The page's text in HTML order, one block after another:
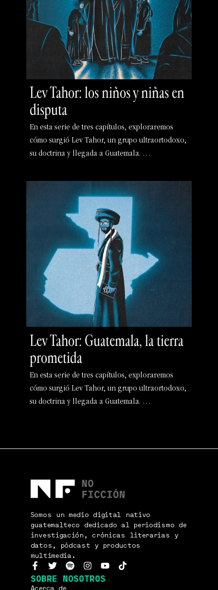
Lev Tahor: los niños y niñas en
disputa
En esta serie de tres capítulos, exploraremos
cómo surgió Lev Tahor, un grupo ultraortodoxo,
su doctrina y llegada a Guatemala. …
Lev Tahor: Guatemala, la tierra
prometida
En esta serie de tres capítulos, exploraremos
cómo surgió Lev Tahor, un grupo ultraortodoxo,
su doctrina y llegada a Guatemala. …
Somos un medio digital nativo
guatemalteco dedicado al periodismo de
investigación, crónicas literarias y
datos, pódcast y productos
multimedia.
SOBRE NOSOTROS